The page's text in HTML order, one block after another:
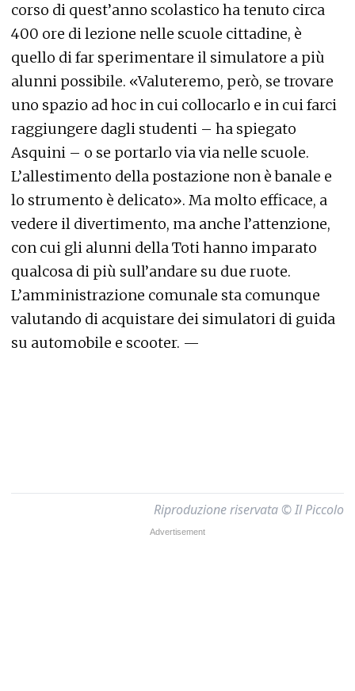
corso di quest’anno scolastico ha tenuto circa
400 ore di lezione nelle scuole cittadine, è
quello di far sperimentare il simulatore a più
alunni possibile. «Valuteremo, però, se trovare
uno spazio ad hoc in cui collocarlo e in cui farci
raggiungere dagli studenti – ha spiegato
Asquini – o se portarlo via via nelle scuole.
L’allestimento della postazione non è banale e
lo strumento è delicato». Ma molto efficace, a
vedere il divertimento, ma anche l’attenzione,
con cui gli alunni della Toti hanno imparato
qualcosa di più sull’andare su due ruote.
L’amministrazione comunale sta comunque
valutando di acquistare dei simulatori di guida
su automobile e scooter. —
Riproduzione riservata © Il Piccolo